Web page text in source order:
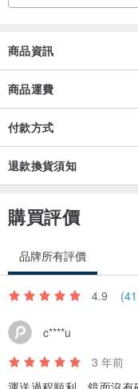
商品資訊
商品運費
付款方式
退款換貨須知
購買評價
品牌所有評價
4.9
c****u
3 年前